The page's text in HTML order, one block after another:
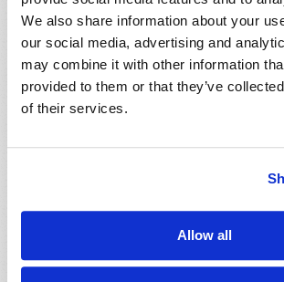
We also share information about your
our social media, advertising and
may combine it with other information
provided to them or that they’ve
of their services.
Allow all